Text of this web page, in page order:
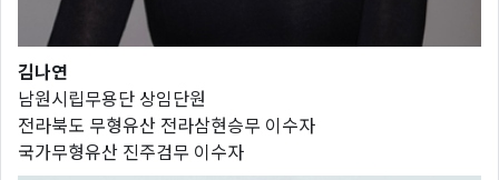
김나연
남원시립무용단 상임단원
전라북도 무형유산 전라삼현승무 이수자
국가무형유산 진주검무 이수자